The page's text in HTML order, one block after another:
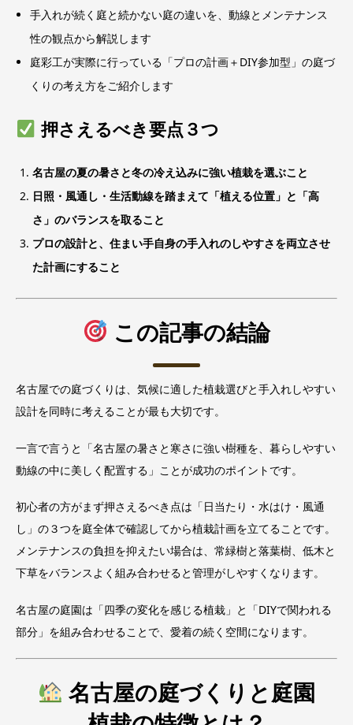
手入れが続く庭と続かない庭の違いを、動線とメンテナンス
性の観点から解説します
庭彩工が実際に行っている「プロの計画＋DIY参加型」の庭づ
くりの考え方をご紹介します
押さえるべき要点３つ
名古屋の夏の暑さと冬の冷え込みに強い植栽を選ぶこと
日照・風通し・生活動線を踏まえて「植える位置」と「高
さ」のバランスを取ること
プロの設計と、住まい手自身の手入れのしやすさを両立させ
た計画にすること
この記事の結論
名古屋での庭づくりは、気候に適した植栽選びと手入れしやすい
設計を同時に考えることが最も大切です。
一言で言うと「名古屋の暑さと寒さに強い樹種を、暮らしやすい
動線の中に美しく配置する」ことが成功のポイントです。
初心者の方がまず押さえるべき点は「日当たり・水はけ・風通
し」の３つを庭全体で確認してから植栽計画を立てることです。
メンテナンスの負担を抑えたい場合は、常緑樹と落葉樹、低木と
下草をバランスよく組み合わせると管理がしやすくなります。
名古屋の庭園は「四季の変化を感じる植栽」と「DIYで関われる
部分」を組み合わせることで、愛着の続く空間になります。
名古屋の庭づくりと庭園